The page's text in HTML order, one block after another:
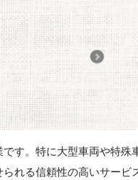
す。特に大型車両や特殊
れる信頼性の高いサービ